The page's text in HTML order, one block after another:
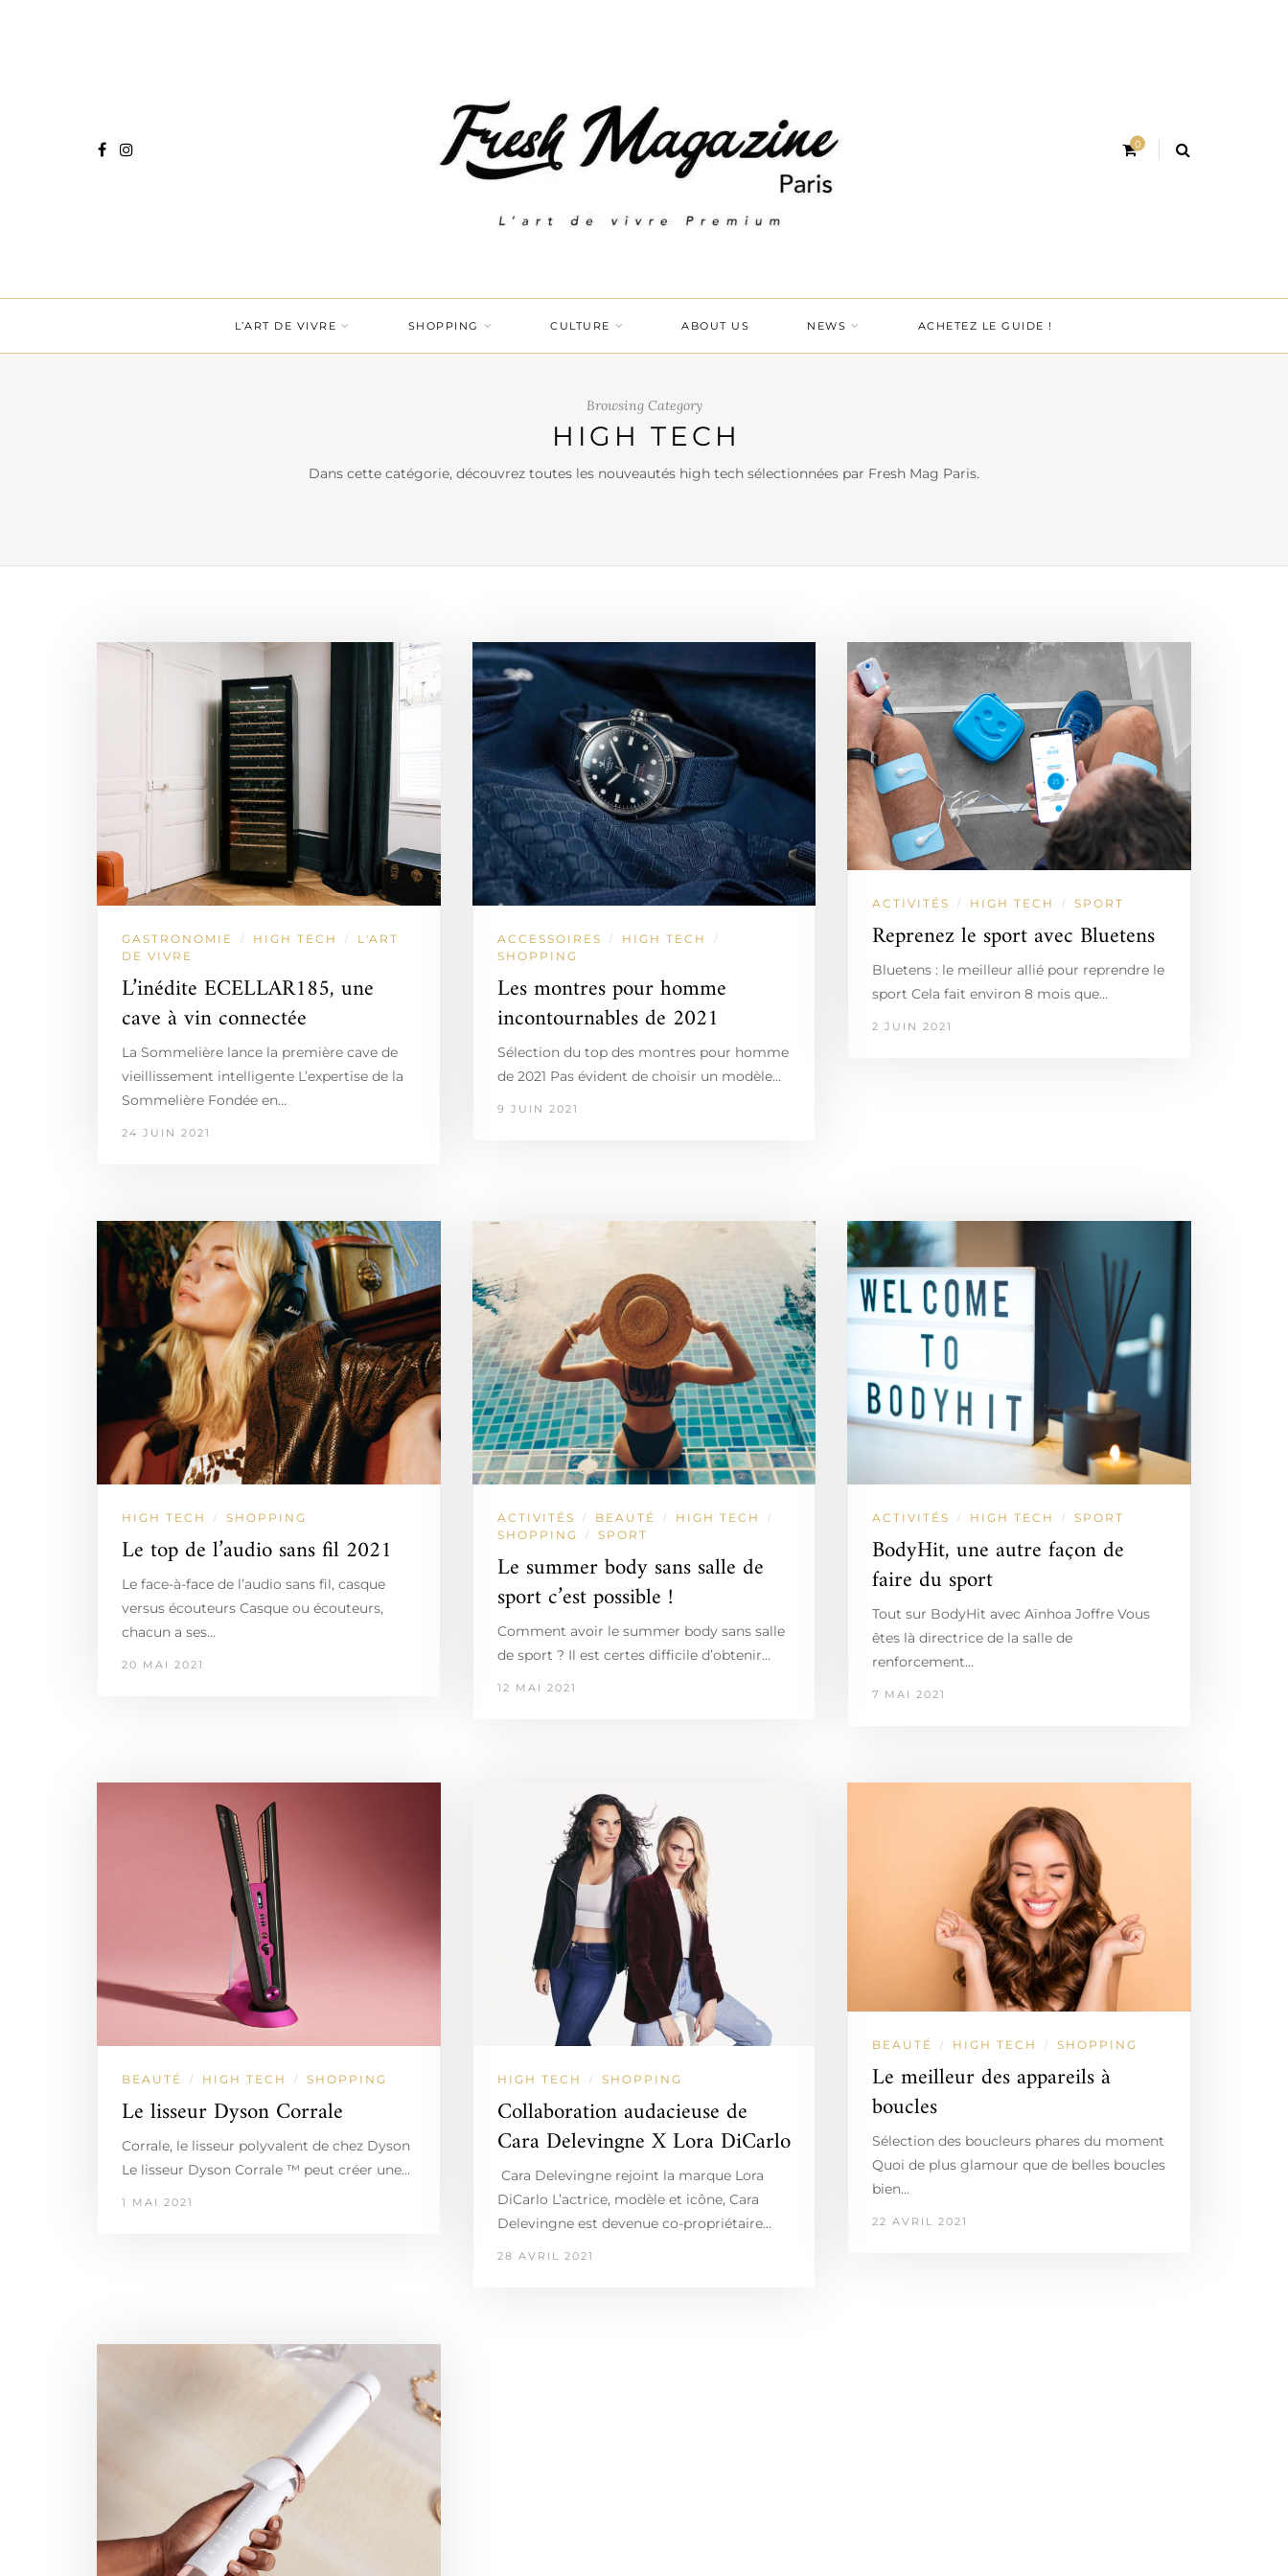
0
L’ART DE VIVRE SHOPPING CULTURE ABOUT US NEWS ACHETEZ LE GUIDE !
Browsing Category
HIGH TECH
Dans cette catégorie, découvrez toutes les nouveautés high tech sélectionnées par Fresh Mag Paris.
GASTRONOMIE / HIGH TECH /
L'ART
DE VIVRE
L’inédite ECELLAR185, une
cave à vin connectée
La Sommelière lance la première cave de
vieillissement intelligente L’expertise de la
Sommelière Fondée en…
24 JUIN 2021
ACCESSOIRES / HIGH TECH /
SHOPPING
Les montres pour homme
incontournables de 2021
Sélection du top des montres pour homme
de 2021 Pas évident de choisir un modèle…
9 JUIN 2021
ACTIVITÉS / HIGH TECH / SPORT
Reprenez le sport avec Bluetens
Bluetens : le meilleur allié pour reprendre le
sport Cela fait environ 8 mois que…
2 JUIN 2021
HIGH TECH / SHOPPING
Le top de l’audio sans fil 2021
Le face-à-face de l’audio sans fil, casque
versus écouteurs Casque ou écouteurs,
chacun a ses…
20 MAI 2021
ACTIVITÉS / BEAUTÉ / HIGH TECH /
SHOPPING / SPORT
Le summer body sans salle de
sport c’est possible !
Comment avoir le summer body sans salle
de sport ? Il est certes difficile d’obtenir…
12 MAI 2021
ACTIVITÉS / HIGH TECH / SPORT
BodyHit, une autre façon de
faire du sport
Tout sur BodyHit avec Aïnhoa Joffre Vous
êtes là directrice de la salle de
renforcement…
7 MAI 2021
BEAUTÉ / HIGH TECH / SHOPPING
Le lisseur Dyson Corrale
Corrale, le lisseur polyvalent de chez Dyson
Le lisseur Dyson Corrale ™ peut créer une…
1 MAI 2021
HIGH TECH / SHOPPING
Collaboration audacieuse de
Cara Delevingne X Lora DiCarlo
Cara Delevingne rejoint la marque Lora
DiCarlo L’actrice, modèle et icône, Cara
Delevingne est devenue co-propriétaire…
28 AVRIL 2021
BEAUTÉ / HIGH TECH / SHOPPING
Le meilleur des appareils à
boucles
Sélection des boucleurs phares du moment
Quoi de plus glamour que de belles boucles
bien…
22 AVRIL 2021